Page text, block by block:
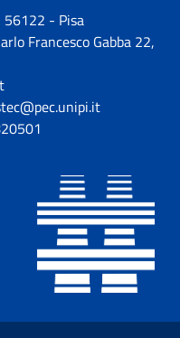
56122 - Pisa
Francesco Gabba 22,